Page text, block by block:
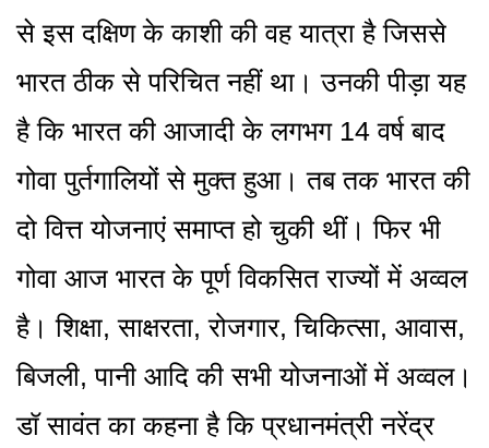
से इस दक्षिण के काशी की वह यात्रा है जिससे
भारत ठीक से परिचित नहीं था। उनकी पीड़ा यह
है कि भारत की आजादी के लगभग 14 वर्ष बाद
गोवा पुर्तगालियों से मुक्त हुआ। तब तक भारत की
दो वित्त योजनाएं समाप्त हो चुकी थीं। फिर भी
गोवा आज भारत के पूर्ण विकसित राज्यों में अव्वल
है। शिक्षा, साक्षरता, रोजगार, चिकित्सा, आवास,
बिजली, पानी आदि की सभी योजनाओं में अव्वल।
डॉ सावंत का कहना है कि प्रधानमंत्री नरेंद्र